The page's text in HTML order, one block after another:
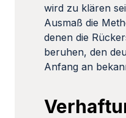
wird zu klären
Ausmaß die
denen die
beruhen, den
Anfang an